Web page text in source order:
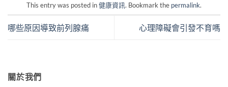
This entry was posted in健康資訊. Bookmark the permalink.
哪些原因導致前列腺痛 心理障礙會引發不育嗎
關於我們